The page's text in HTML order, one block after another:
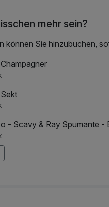
mehr sein?
können Sie hinzubuchen,
- Scavy & Ray Spumante -